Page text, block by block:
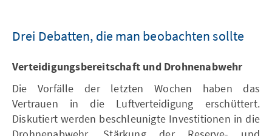
Drei Debatten, die man beobachten sollte
Verteidigungsbereitschaft und Drohnenabwehr
Die Vorfälle der letzten Wochen haben das
Vertrauen in die Luftverteidigung erschüttert.
Diskutiert werden beschleunigte Investitionen in die